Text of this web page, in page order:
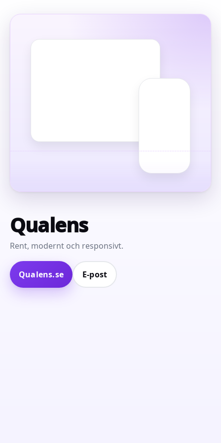
Qualens
Rent, modernt och responsivt.
Qualens.se E‑post